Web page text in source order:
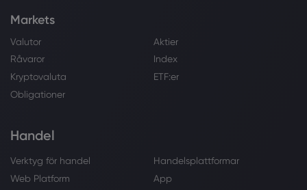
Markets
Valutor
Aktier
Råvaror
Index
Kryptovaluta
ETF:er
Obligationer
Handel
Verktyg för handel
Handelsplattformar
Web Platform
App